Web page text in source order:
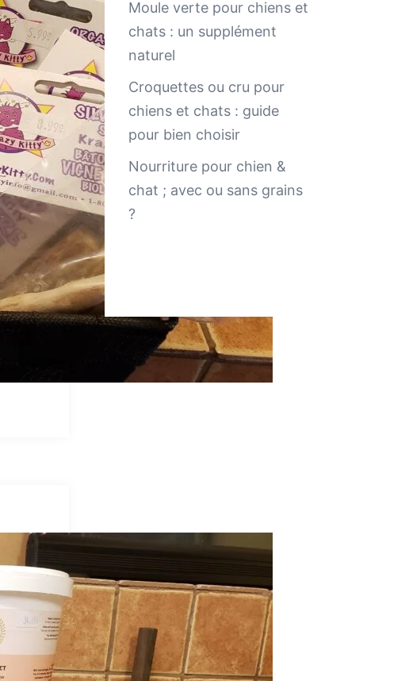
Moule verte pour chiens et
chats : un supplément
naturel
Croquettes ou cru pour
chiens et chats : guide
pour bien choisir
Nourriture pour chien &
chat ; avec ou sans grains
?